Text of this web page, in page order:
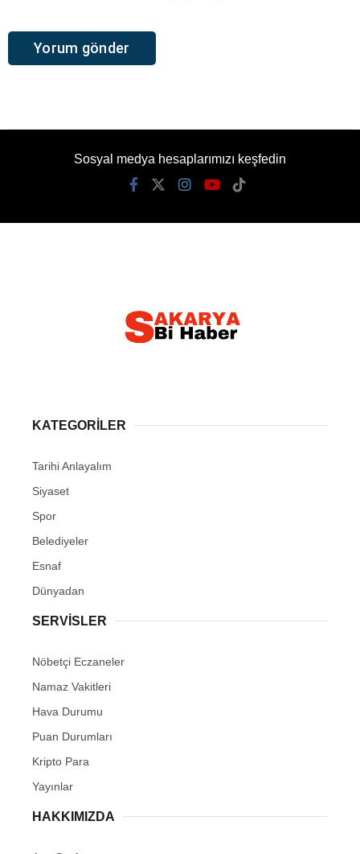
Sosyal medya hesaplarımızı keşfedin
KATEGORİLER
Tarihi Anlayalım
Siyaset
Spor
Belediyeler
Esnaf
Dünyadan
SERVİSLER
Nöbetçi Eczaneler
Namaz Vakitleri
Hava Durumu
Puan Durumları
Kripto Para
Yayınlar
HAKKIMIZDA